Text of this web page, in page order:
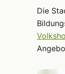
Die